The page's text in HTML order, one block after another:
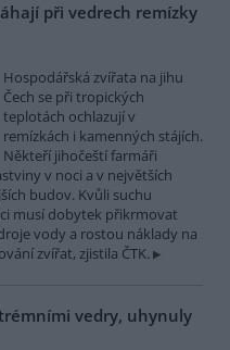
při vedrech remízky
Hospodářská zvířata na jihu
Čech se při tropických
teplotách ochlazují v
remízkách i kamenných stájích.
Někteří jihočeští farmáři
v noci a v největších
budov. Kvůli suchu
musí dobytek přikrmovat
vody a rostou náklady na
zvířat, zjistila ČTK.
vedry, uhynuly